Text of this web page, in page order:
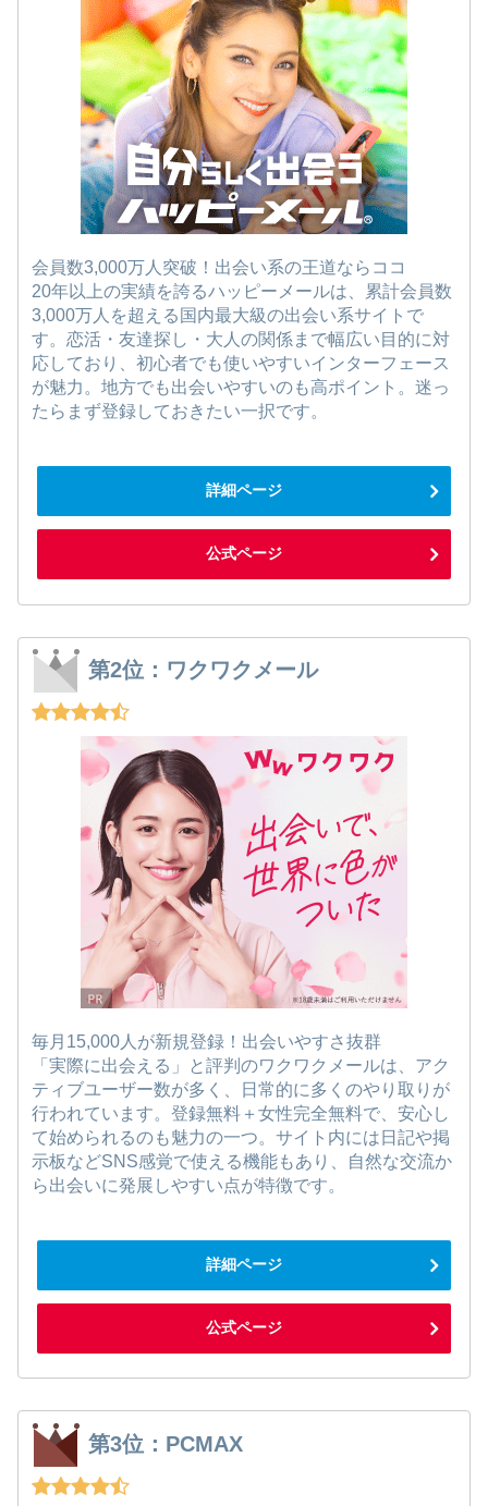
会員数3,000万人突破！出会い系の王道ならココ
20年以上の実績を誇るハッピーメールは、累計会員数
3,000万人を超える国内最大級の出会い系サイトで
す。恋活・友達探し・大人の関係まで幅広い目的に対
応しており、初心者でも使いやすいインターフェース
が魅力。地方でも出会いやすいのも高ポイント。迷っ
たらまず登録しておきたい一択です。
詳細ページ
公式ページ
第2位：ワクワクメール
毎月15,000人が新規登録！出会いやすさ抜群
「実際に出会える」と評判のワクワクメールは、アク
ティブユーザー数が多く、日常的に多くのやり取りが
行われています。登録無料＋女性完全無料で、安心し
て始められるのも魅力の一つ。サイト内には日記や掲
示板などSNS感覚で使える機能もあり、自然な交流か
ら出会いに発展しやすい点が特徴です。
詳細ページ
公式ページ
第3位：PCMAX